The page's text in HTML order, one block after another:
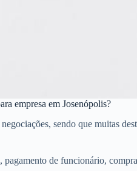
empresa em Josenópolis?
sendo que muitas
pagamento de funcionário,